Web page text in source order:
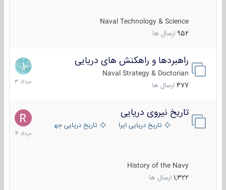
Naval Technology & Science
952 ارسال ها
راهبردها و راهکنش های دریایی
Naval Strategy & Doctorian
477 ارسال ها
2
مرداد
1403
تاریخ نیروی دریایی
تاریخ دریایی ایران تاریخ دریایی جهان
History of the Navy
1,322 ارسال ها
16
مرداد
1404